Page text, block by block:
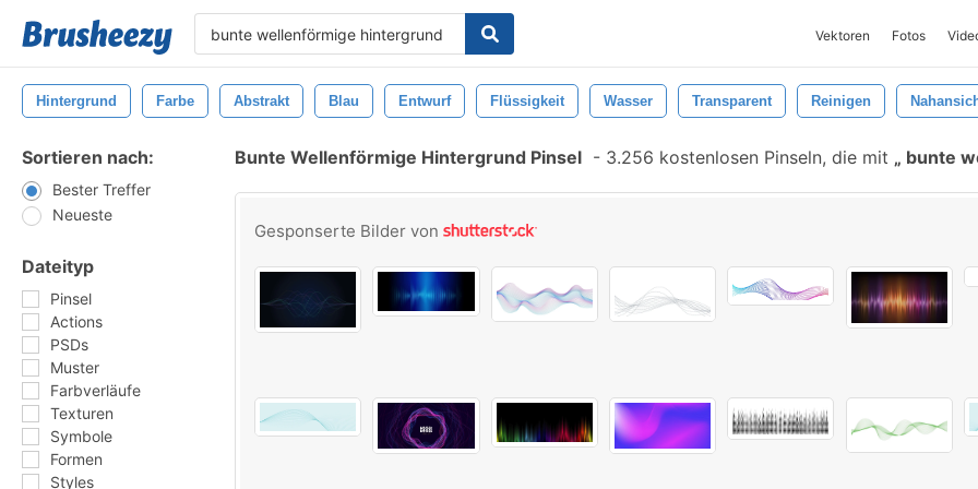
Vektoren Fotos
Hintergrund Farbe Abstrakt Blau Entwurf Flüssigkeit Wasser Transparent Reinigen
Sortieren nach:
Bester Treffer
Neueste
Dateityp
Pinsel
Actions
PSDs
Muster
Farbverläufe
Texturen
Symbole
Formen
Styles
Bunte Wellenförmige Hintergrund Pinsel - 3.256 kostenlosen Pinseln, die mit bunte
Gesponserte Bilder von